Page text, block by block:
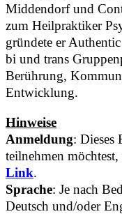
Middendorf und
zum Heilpraktiker
gründete er
bi und trans
Berührung,
Entwicklung.
Hinweise
Anmeldung: Dieses
teilnehmen
Link.
Sprache:Je nach
Deutsch und/oder